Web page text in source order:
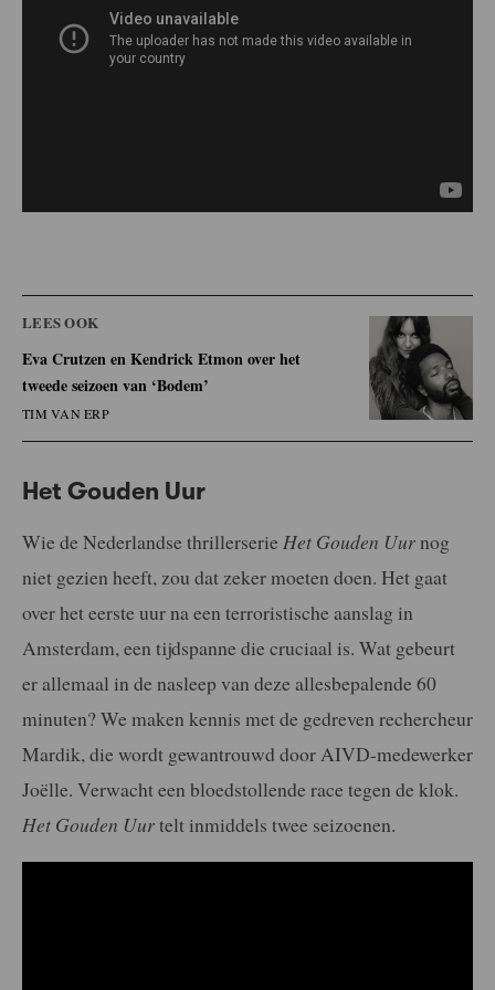
LEES OOK
Eva Crutzen en Kendrick Etmon over het
tweede seizoen van ‘Bodem’
TIM VAN ERP
Het Gouden Uur
Wie de Nederlandse thrillerserie Het Gouden Uurnog
niet gezien heeft, zou dat zeker moeten doen. Het gaat
over het eerste uur na een terroristische aanslag in
Amsterdam, een tijdspanne die cruciaal is. Wat gebeurt
er allemaal in de nasleep van deze allesbepalende 60
minuten? We maken kennis met de gedreven rechercheur
Mardik, die wordt gewantrouwd door AIVD-medewerker
Joëlle. Verwacht een bloedstollende race tegen de klok.
Het Gouden Uurtelt inmiddels twee seizoenen.